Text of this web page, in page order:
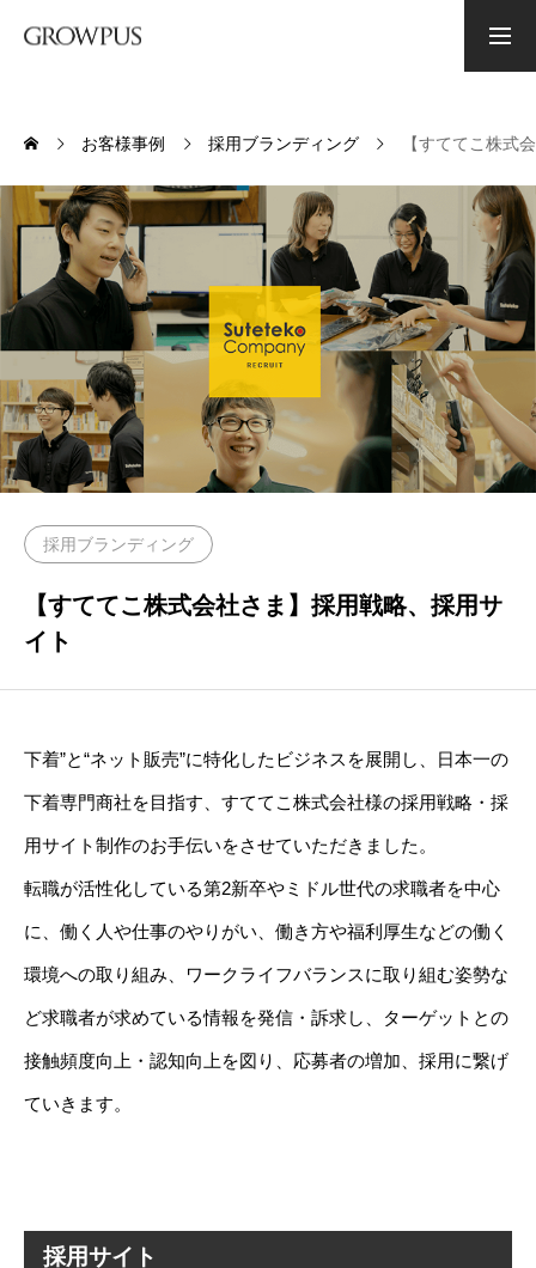
グロウプスの経営理念
CONSULTING
コンサルティング
BRANDING
ブランディング
ABOUT US
会社概要
STAFF
社員インタビュー
CASE STUDY
お客様事例
NEWS
RECRUIT
採用情報
お客様事例 採用ブランディング 【すててこ株式
採用ブランディング
【すててこ株式会社さま】採用戦略、採用サ
イト
下着”と“ネット販売”に特化したビジネスを展開し、日本一の
下着専門商社を目指す、すててこ株式会社様の採用戦略・採
用サイト制作のお手伝いをさせていただきました。
転職が活性化している第2新卒やミドル世代の求職者を中心
に、働く人や仕事のやりがい、働き方や福利厚生などの働く
環境への取り組み、ワークライフバランスに取り組む姿勢な
ど求職者が求めている情報を発信・訴求し、ターゲットとの
接触頻度向上・認知向上を図り、応募者の増加、採用に繋げ
ていきます。
採用サイト